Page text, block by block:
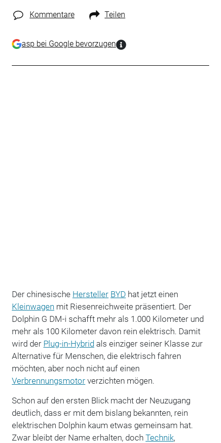
Kommentare Teilen
asp bei Google bevorzugen
Der chinesische Hersteller BYD hat jetzt einen
Kleinwagen mit Riesenreichweite präsentiert. Der
Dolphin G DM-i schafft mehr als 1.000 Kilometer und
mehr als 100 Kilometer davon rein elektrisch. Damit
wird der Plug-in-Hybridals einziger seiner Klasse zur
Alternative für Menschen, die elektrisch fahren
möchten, aber noch nicht auf einen
Verbrennungsmotorverzichten mögen.
Schon auf den ersten Blick macht der Neuzugang
deutlich, dass er mit dem bislang bekannten, rein
elektrischen Dolphin kaum etwas gemeinsam hat.
Zwar bleibt der Name erhalten, doch Technik,